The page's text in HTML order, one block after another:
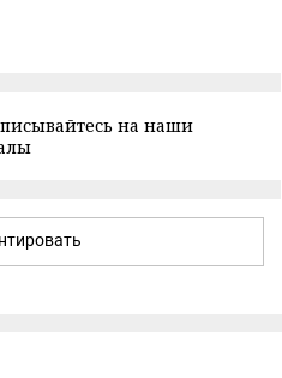
на наши